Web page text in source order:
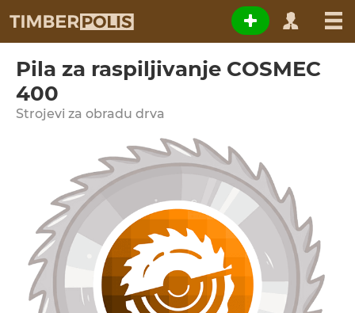
Pila za raspiljivanje COSMEC
400
Strojevi za obradu drva